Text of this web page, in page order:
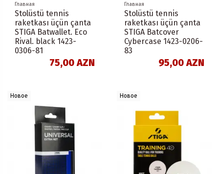
Главная
Stolüstü tennis
raketkası üçün çanta
STIGA Batwallet. Eco
Rival. black 1423-
0306-81
75,00 AZN
Главная
Stolüstü tennis
raketkası üçün çanta
STIGA Batcover
Cybercase 1423-0206-
83
95,00 AZN
Новое Новое